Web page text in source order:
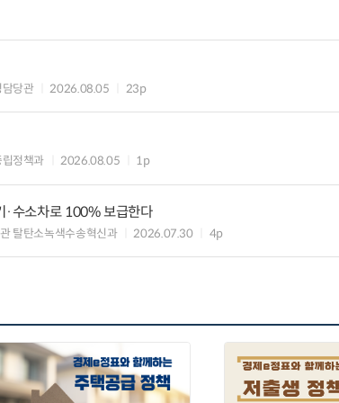
당관 2026.08.05 23p
정책과 2026.08.05 1p
·수소차로 100% 보급한다
탈탄소녹색수송혁신과 2026.07.30 4p